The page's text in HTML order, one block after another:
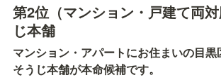
第2位（マンション・戸建て両
じ本舗
マンション・アパートにお住まいの目
そうじ本舗が本命候補です。